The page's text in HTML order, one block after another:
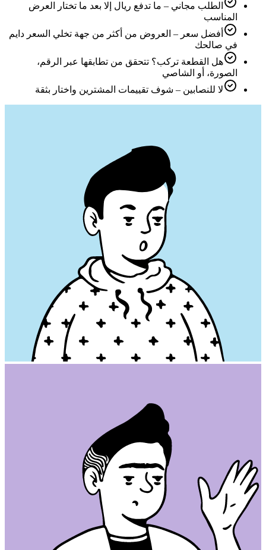
الطلب مجاني – ما تدفع ريال إلا بعد ما تختار العرض
المناسب
أفضل سعر – العروض من أكثر من جهة تخلي السعر دايم
في صالحك
هل القطعة تركب؟ تتحقق من تطابقها عبر الرقم،
الصورة، أو الشاصي
لا للنصابين – شوف تقييمات المشترين واختار بثقة